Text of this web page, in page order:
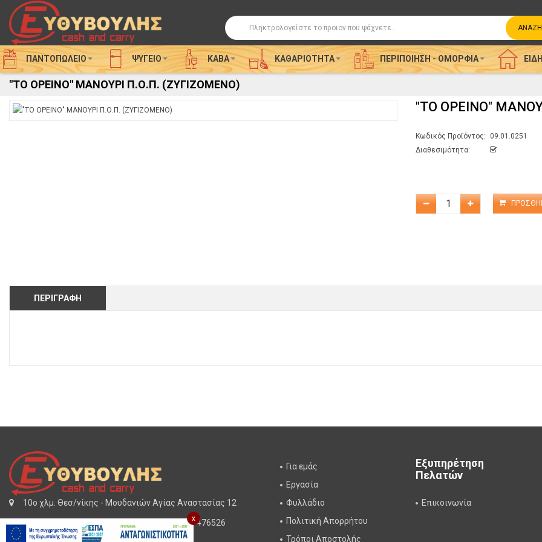
Αναζήτηση
ΠΑΝΤΟΠΩΛΕΙΟ ΨΥΓΕΊΟ ΚΑΒΑ ΚΑΘΑΡΙΌΤΗΤΑ ΠΕΡΙΠΟΊΗΣΗ - ΟΜΟΡΦΙΆ
"ΤΟ ΟΡΕΙΝΟ" ΜΑΝΟΥΡΙ Π.Ο.Π. (ΖΥΓΙΖΟΜΕΝΟ)
"ΤΟ ΟΡΕΙΝΟ"
Κωδικός Προϊόντος:
09.01.0251
Διαθεσιμότητα:
ΠΕΡΙΓΡΑΦΉ
10o χλμ. Θεσ/νίκης - Μουδανιών Αγίας Αναστασίας 12
(+30) 2310 472465 2310 476526
Για εμάς
Εργασία
Φυλλάδιο
Πολιτική Απορρήτου
Τρόποι Αποστολής
Εξυπηρέτηση
Πελατών
Επικοινωνία
x